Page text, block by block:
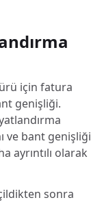
için fatura
genişliği.
ve bant genişliği
ayrıntılı olarak
sonra